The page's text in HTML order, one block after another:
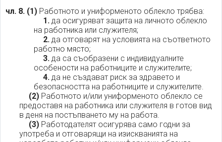
чл. 8. (1) Работното и униформеното облекло трябва:
1.да осигуряват защита на личното облекло
на работника или служителя;
2.да отговарят на условията на съответното
работно място;
3.да са съобразени с индивидуалните
особености на работниците и служителите;
4.да не създават риск за здравето и
безопасността на работниците и служителите.
(2) Работното и/или униформеното облекло се
предоставя на работника или служителя в готов вид
в деня на постъпването му на работа.
(3) Работодателят осигурява само годни за
употреба и отговарящи на изискванията на